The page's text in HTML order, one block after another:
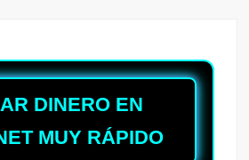
DINERO EN
MUY RÁPIDO